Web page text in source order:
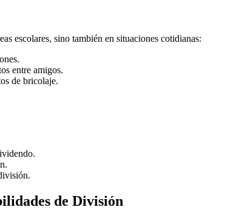
escolares, sino también en situaciones cotidianas:
entre amigos.
de bricolaje.
de División